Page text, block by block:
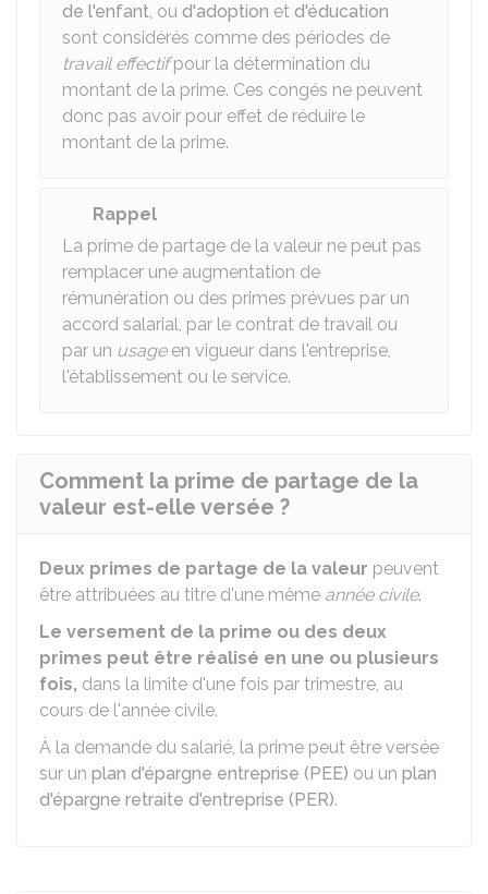
de l'enfant, ou d'adoption et d'éducation
sont considérés comme des périodes de
travail effectifpour la détermination du
montant de la prime. Ces congés ne peuvent
donc pas avoir pour effet de réduire le
montant de la prime.
Rappel
La prime de partage de la valeur ne peut pas
remplacer une augmentation de
rémunération ou des primes prévues par un
accord salarial, par le contrat de travail ou
par un usageen vigueur dans l'entreprise,
l'établissement ou le service.
Comment la prime de partage de la
valeur est-elle versée ?
Deux primes de partage de la valeur peuvent
être attribuées au titre d'une même année civile.
Le versement de la prime ou des deux
primes peut être réalisé en une ou plusieurs
fois, dans la limite d'une fois par trimestre, au
cours de l'année civile.
À la demande du salarié, la prime peut être versée
sur un plan d'épargne entreprise (PEE) ou un plan
d'épargne retraite d'entreprise (PER).